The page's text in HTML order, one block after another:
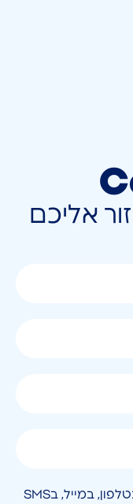
אליכם
אני מאשר/ת קבלת חומר פרסומי בטלפון, במייל, בSMS